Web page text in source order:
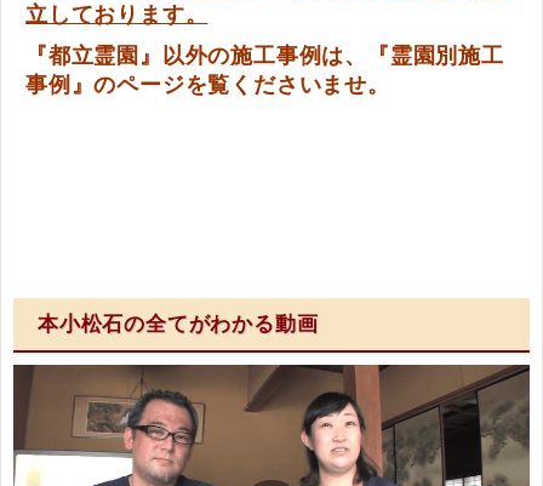
立しております。
『都立霊園』以外の施工事例は、『霊園別施工
事例』のページを覧くださいませ。
本小松石の全てがわかる動画